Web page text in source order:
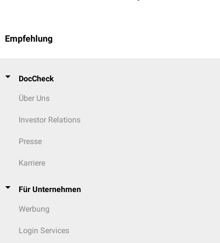
Empfehlung
DocCheck
Über Uns
Investor Relations
Presse
Karriere
Für Unternehmen
Werbung
Login Services